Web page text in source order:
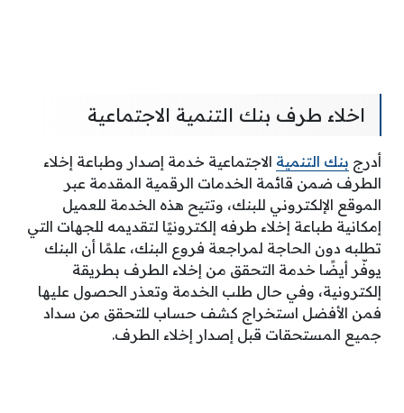
اخلاء طرف بنك التنمية الاجتماعية
أدرج بنك التنمية الاجتماعية خدمة إصدار وطباعة إخلاء
الطرف ضمن قائمة الخدمات الرقمية المقدمة عبر
الموقع الإلكتروني للبنك، وتتيح هذه الخدمة للعميل
إمكانية طباعة إخلاء طرفه إلكترونيًا لتقديمه للجهات التي
تطلبه دون الحاجة لمراجعة فروع البنك، علمًا أن البنك
يوفّر أيضًا خدمة التحقق من إخلاء الطرف بطريقة
إلكترونية، وفي حال طلب الخدمة وتعذر الحصول عليها
فمن الأفضل استخراج كشف حساب للتحقق من سداد
جميع المستحقات قبل إصدار إخلاء الطرف.